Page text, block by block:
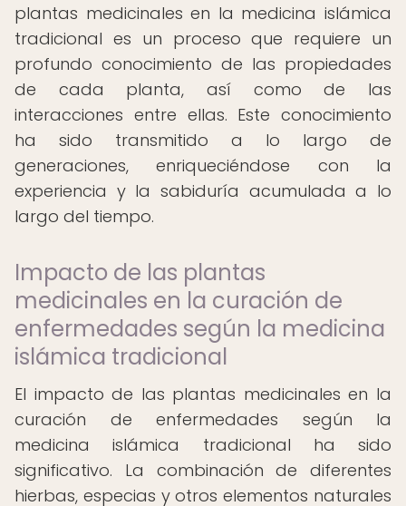
plantas medicinales en la medicina islámica
tradicional es un proceso que requiere un
profundo conocimiento de las propiedades
de cada planta, así como de las
interacciones entre ellas. Este conocimiento
ha sido transmitido a lo largo de
generaciones, enriqueciéndose con la
experiencia y la sabiduría acumulada a lo
largo del tiempo.
Impacto de las plantas
medicinales en la curación de
enfermedades según la medicina
islámica tradicional
El impacto de las plantas medicinales en la
curación de enfermedades según la
medicina islámica tradicional ha sido
significativo. La combinación de diferentes
hierbas, especias y otros elementos naturales